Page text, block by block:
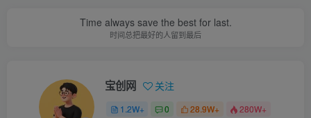
Time always save the best for last.
时间总把最好的人留到最后
宝创网 关注
1.2W+ 0 28.9W+ 280W+